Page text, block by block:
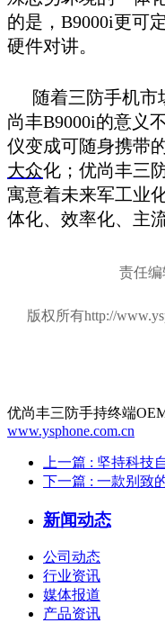
的是，B9000i更可
硬件对讲。
随着三防手机
尚丰B9000i的意义
仪变成可随身携带
大众化；优尚丰三
寓意着未来军工业
体化、效率化、主流
责任编
版权所有http://
优尚丰三防手持终端
www.ysphone.com.cn
上一篇 : 坚持科技
下一篇 : 一款别致
新闻动态
公司动态
行业资讯
媒体报道
产品资讯